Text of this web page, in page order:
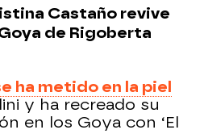
Castaño revive
de Rigoberta
ha metido en la piel
y ha recreado su
en los Goya con ‘El